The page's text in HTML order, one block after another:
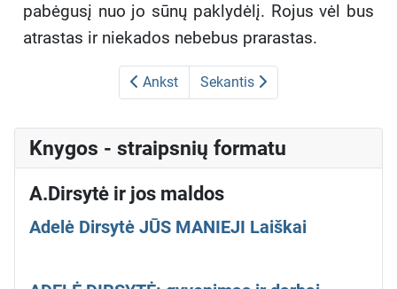
pabėgusį nuo jo sūnų paklydėlį. Rojus vėl bus
atrastas ir niekados nebebus prarastas.
Ankst Sekantis
Knygos - straipsnių formatu
A.Dirsytė ir jos maldos
Adelė Dirsytė JŪS MANIEJI Laiškai